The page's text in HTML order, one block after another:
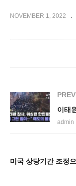
NOVEMBER 1, 2022
PREV
admin